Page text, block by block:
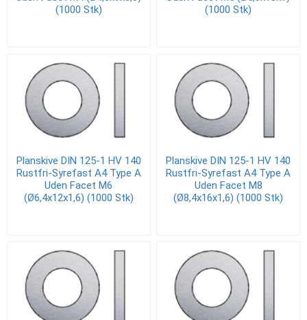
(1000 Stk)
(1000 Stk)
Planskive DIN 125-1 HV 140
Rustfri-Syrefast A4 Type A
Uden Facet M6
(Ø6,4x12x1,6) (1000 Stk)
Planskive DIN 125-1 HV 140
Rustfri-Syrefast A4 Type A
Uden Facet M8
(Ø8,4x16x1,6) (1000 Stk)